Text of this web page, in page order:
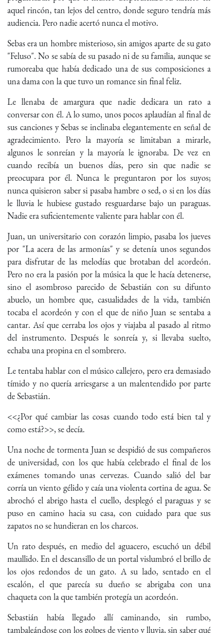
aquel rincón, tan lejos del centro, donde seguro tendría más
audiencia. Pero nadie acertó nunca el motivo.
Sebas era un hombre misterioso, sin amigos aparte de su gato
"Feluso". No se sabía de su pasado ni de su familia, aunque se
rumoreaba que había dedicado una de sus composiciones a
una dama con la que tuvo un romance sin final feliz.
Le llenaba de amargura que nadie dedicara un rato a
conversar con él. A lo sumo, unos pocos aplaudían al final de
sus canciones y Sebas se inclinaba elegantemente en señal de
agradecimiento. Pero la mayoría se limitaban a mirarle,
algunos le sonreían y la mayoría le ignoraba. De vez en
cuando recibía un buenos días, pero sin que nadie se
preocupara por él. Nunca le preguntaron por los suyos;
nunca quisieron saber si pasaba hambre o sed, o si en los días
le lluvia le hubiese gustado resguardarse bajo un paraguas.
Nadie era suficientemente valiente para hablar con él.
Juan, un universitario con corazón limpio, pasaba los jueves
por "La acera de las armonías" y se detenía unos segundos
para disfrutar de las melodías que brotaban del acordeón.
Pero no era la pasión por la música la que le hacía detenerse,
sino el asombroso parecido de Sebastián con su difunto
abuelo, un hombre que, casualidades de la vida, también
tocaba el acordeón y con el que de niño Juan se sentaba a
cantar. Así que cerraba los ojos y viajaba al pasado al ritmo
del instrumento. Después le sonreía y, si llevaba suelto,
echaba una propina en el sombrero.
Le tentaba hablar con el músico callejero, pero era demasiado
tímido y no quería arriesgarse a un malentendido por parte
de Sebastián.
<<¿Por qué cambiar las cosas cuando todo está bien tal y
como está?>>, se decía.
Una noche de tormenta Juan se despidió de sus compañeros
de universidad, con los que había celebrado el final de los
exámenes tomando unas cervezas. Cuando salió del bar
corría un viento gélido y caía una violenta cortina de agua. Se
abrochó el abrigo hasta el cuello, desplegó el paraguas y se
puso en camino hacia su casa, con cuidado para que sus
zapatos no se hundieran en los charcos.
Un rato después, en medio del aguacero, escuchó un débil
maullido. En el descansillo de un portal vislumbró el brillo de
los ojos redondos de un gato. A su lado, sentado en el
escalón, el que parecía su dueño se abrigaba con una
chaqueta con la que también protegía un acordeón.
Sebastián había llegado allí caminando, sin rumbo,
tambaleándose con los golpes de viento y lluvia, sin saber qué